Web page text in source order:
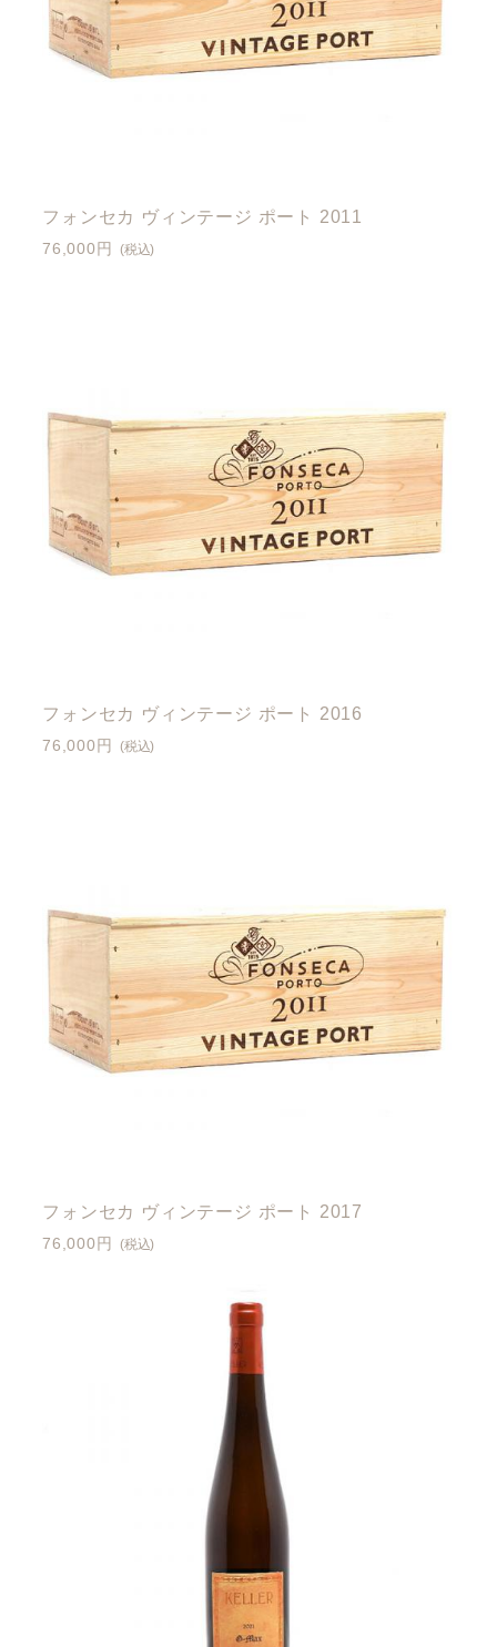
フォンセカ ヴィンテージ ポート 2011
76,000円 (税込)
フォンセカ ヴィンテージ ポート 2016
76,000円 (税込)
フォンセカ ヴィンテージ ポート 2017
76,000円 (税込)